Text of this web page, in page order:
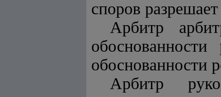
споров
Арбитр
обоснованности
Арбитр